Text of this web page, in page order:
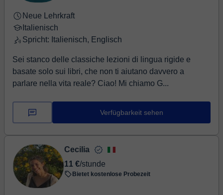
Neue Lehrkraft
Italienisch
Spricht: Italienisch, Englisch
Sei stanco delle classiche lezioni di lingua rigide e
basate solo sui libri, che non ti aiutano davvero a
parlare nella vita reale? Ciao! Mi chiamo G...
Verfügbarkeit sehen
Cecilia
11 €/stunde
Bietet kostenlose Probezeit